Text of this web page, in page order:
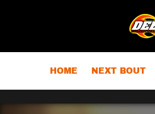
HOME NEXT BOUT
RANKING